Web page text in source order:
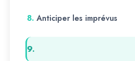
8. Anticiper les imprévus
9.